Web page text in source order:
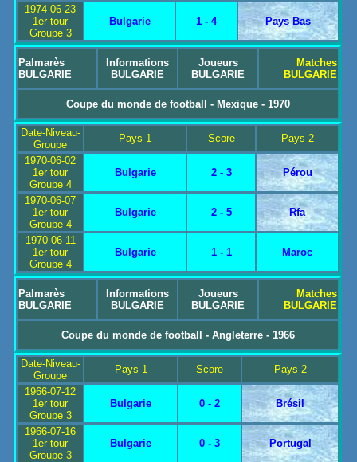
1974-06-23
1er tour
Groupe 3
Bulgarie 1 - 4 Pays Bas
Palmarès
BULGARIE
Informations
BULGARIE
Joueurs
BULGARIE
Matches
BULGARIE
Coupe du monde de football - Mexique - 1970
Date-Niveau-
Groupe
Pays 1 Score
Pays 2
1970-06-02
1er tour
Groupe 4
Bulgarie 2 - 3 Pérou
1970-06-07
1er tour
Groupe 4
Bulgarie 2 - 5 Rfa
1970-06-11
1er tour
Groupe 4
Bulgarie 1 - 1 Maroc
Palmarès
BULGARIE
Informations
BULGARIE
Joueurs
BULGARIE
Matches
BULGARIE
Coupe du monde de football - Angleterre - 1966
Date-Niveau-
Groupe
Pays 1 Score
Pays 2
1966-07-12
1er tour
Groupe 3
Bulgarie 0 - 2 Brésil
1966-07-16
1er tour
Groupe 3
Bulgarie 0 - 3 Portugal